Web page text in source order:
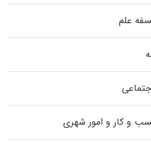
علم
و کار و امور شهری